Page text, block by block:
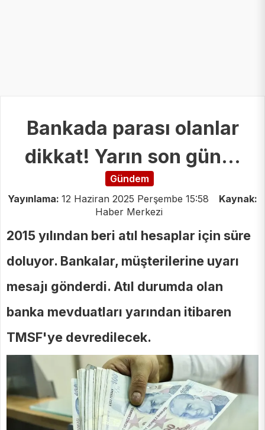
Bankada parası olanlar
dikkat! Yarın son gün...
Gündem
Yayınlama: 12 Haziran 2025 Perşembe 15:58
Kaynak:
Haber Merkezi
2015 yılından beri atıl hesaplar için süre
doluyor. Bankalar, müşterilerine uyarı
mesajı gönderdi. Atıl durumda olan
banka mevduatları yarından itibaren
TMSF'ye devredilecek.